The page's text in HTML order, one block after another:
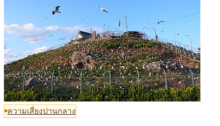
ความเสี่ยงปานกลาง